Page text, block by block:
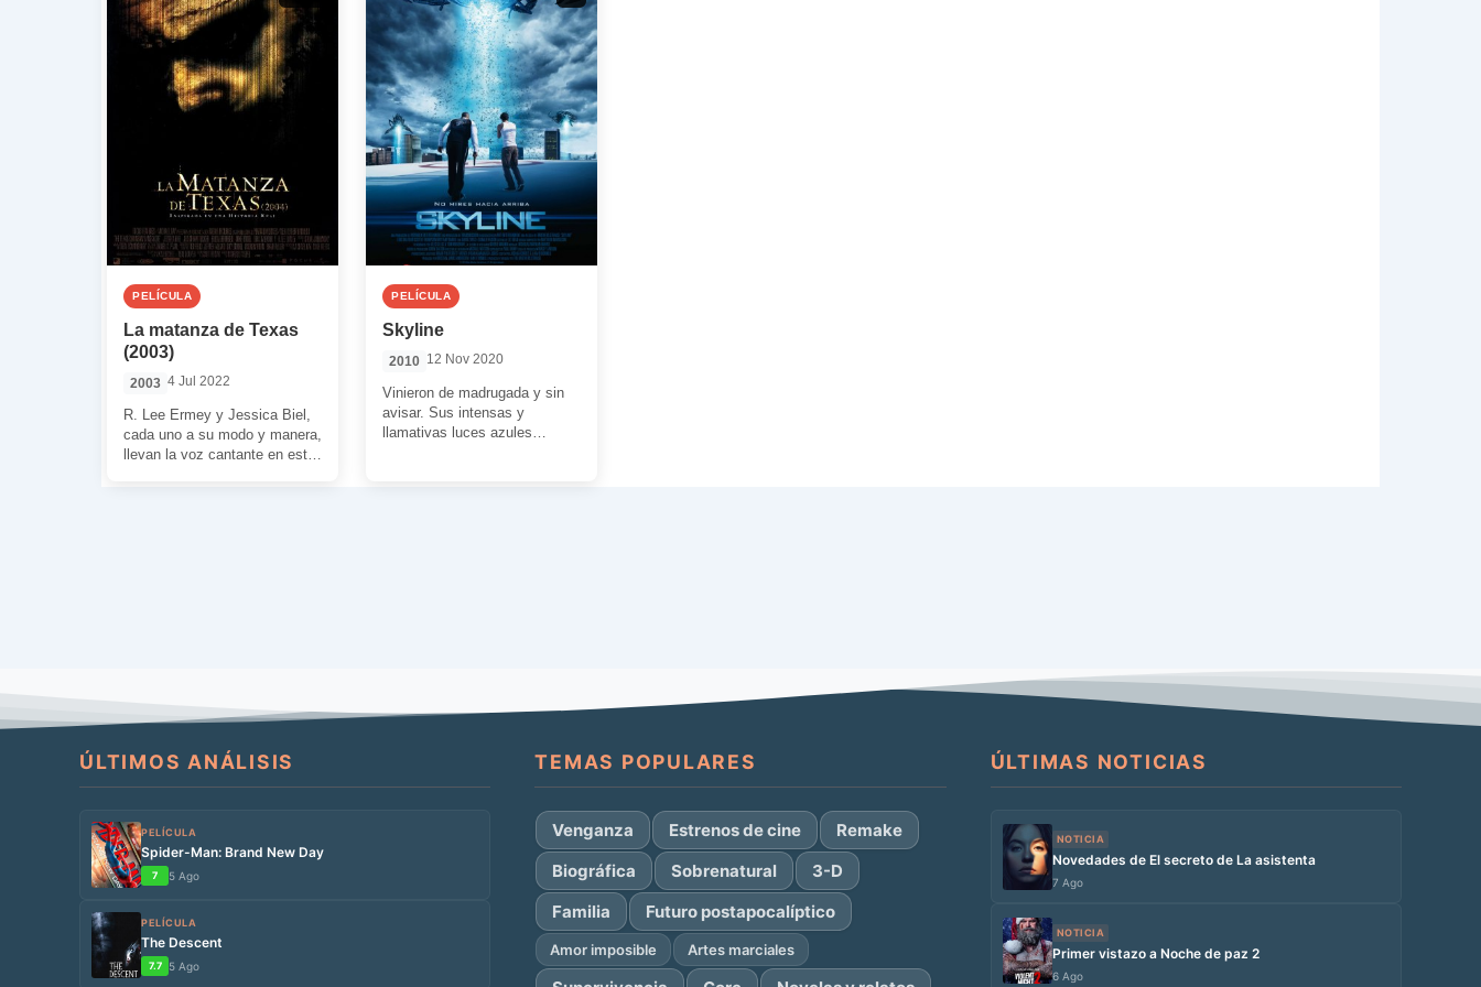
PELÍCULA
La matanza de Texas
(2003)
2003 4 Jul 2022
R. Lee Ermey y Jessica Biel,
cada uno a su modo y manera,
llevan la voz cantante en este
PELÍCULA
Skyline
2010 12 Nov 2020
Vinieron de madrugada y sin
avisar. Sus intensas y
llamativas luces azules
ÚLTIMOS ANÁLISIS
PELÍCULA
Spider-Man: Brand New Day
7 5 Ago
PELÍCULA
The Descent
7.7 5 Ago
TEMAS POPULARES
Venganza Estrenos de cine
Remake
Biográfica
Sobrenatural
3-D
Familia
Futuro postapocalíptico
Amor imposible Artes marciales
ÚLTIMAS NOTICIAS
NOTICIA
Novedades de El secreto de La asistenta
7 Ago
NOTICIA
Primer vistazo a Noche de paz 2
6 Ago